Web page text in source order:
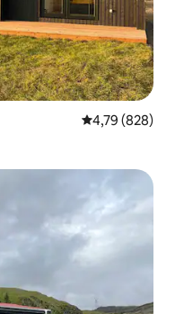
Vlerësimi
4,79 (828)